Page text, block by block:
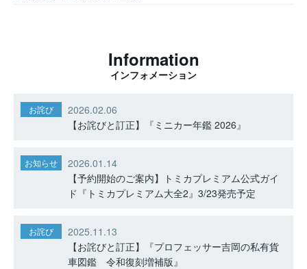
Information
インフォメーション
お詫び
2026.02.06
【お詫びと訂正】『ミニカー年鑑 2026』
お知らせ
2026.01.14
【予約開始のご案内】トミカプレミアム公式ガイ
ド『トミカプレミアム大全2』3/23発売予定
お詫び
2025.11.13
【お詫びと訂正】『プロフェッサー吉岡の私有貨
車図鑑 令和復刻増補版』